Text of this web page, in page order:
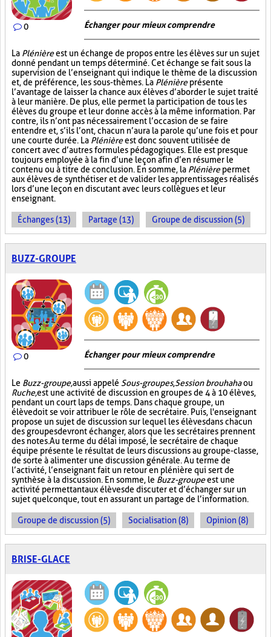
0 Échanger pour mieux comprendre
La Plénièreest un échange de propos entre les élèves sur un sujet
donné pendant un temps déterminé. Cet échange se fait sous la
supervision de l’enseignant qui indique le thème de la discussion
et, de préférence, les sous-thèmes. La Plénièreprésente
l’avantage de laisser la chance aux élèves d’aborder le sujet traité
à leur manière. De plus, elle permet la participation de tous les
élèves du groupe et leur donne accès à la même information. Par
contre, ils n’ont pas nécessairement l’occasion de se faire
entendre et, s’ils l’ont, chacun n’aura la parole qu’une fois et pour
une courte durée. La Plénièreest donc souvent utilisée de
concert avec d’autres formules pédagogiques. Elle est presque
toujours employée à la fin d’une leçon afin d’en résumer le
contenu ou à titre de conclusion. En somme, la Plénièrepermet
aux élèves de synthétiser et de valider les apprentissages réalisés
lors d’une leçon en discutant avec leurs collègues et leur
enseignant.
Échanges (13) Partage (13) Groupe de discussion (5)
BUZZ-GROUPE
0 Échanger pour mieux comprendre
Le Buzz-groupe,aussi appelé Sous-groupes,Session brouhahaou
Ruche,est une activité de discussion en groupes de 4 à 10 élèves,
pendant un court laps de temps. Dans chaque groupe, un
élève doit se voir attribuer le rôle de secrétaire. Puis, l'enseignant
propose un sujet de discussion sur lequel les élèves dans chacun
des groupes devront échanger, alors que les secrétaires prennent
des notes. Au terme du délai imposé, le secrétaire de chaque
équipe présente le résultat de leurs discussions au groupe-classe,
de sorte à alimenter une discussion générale. Au terme de
l’activité, l’enseignant fait un retour en plénière qui sert de
synthèse à la discussion. En somme, le Buzz-groupeest une
activité permettant aux élèves de discuter et d’échanger sur un
sujet quelconque, tout en assurant un partage de l’information.
Groupe de discussion (5) Socialisation (8) Opinion (8)
BRISE-GLACE